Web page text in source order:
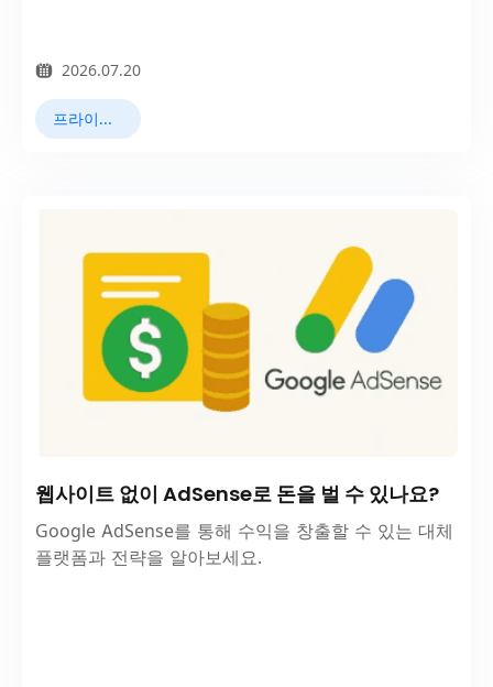
2026.07.20
프라이버시 브라우저
웹사이트 없이 AdSense로 돈을 벌 수 있나요?
Google AdSense를 통해 수익을 창출할 수 있는 대체
플랫폼과 전략을 알아보세요.